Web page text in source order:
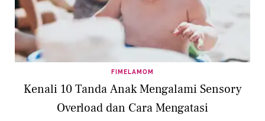
FIMELAMOM
Kenali 10 Tanda Anak Mengalami Sensory
Overload dan Cara Mengatasi